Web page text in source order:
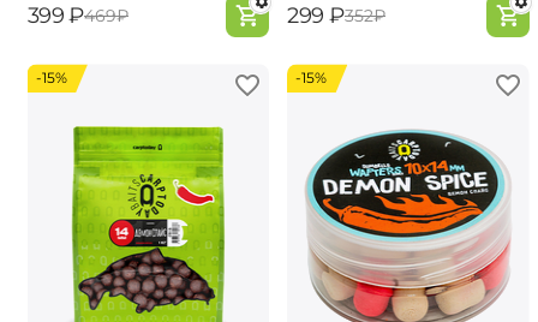
‍399‍ ₽‍469‍₽ ‍299‍ ₽‍352‍₽
-15% -15%